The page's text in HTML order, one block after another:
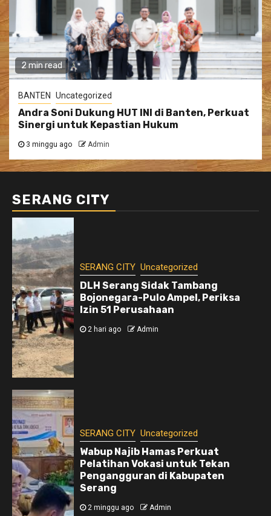
2 min read
BANTEN Uncategorized
Andra Soni Dukung HUT INI di Banten, Perkuat
Sinergi untuk Kepastian Hukum
3 minggu ago Admin
SERANG CITY
SERANG CITY Uncategorized
DLH Serang Sidak Tambang
Bojonegara-Pulo Ampel, Periksa
Izin 51 Perusahaan
2 hari ago Admin
SERANG CITY Uncategorized
Wabup Najib Hamas Perkuat
Pelatihan Vokasi untuk Tekan
Pengangguran di Kabupaten
Serang
2 minggu ago Admin